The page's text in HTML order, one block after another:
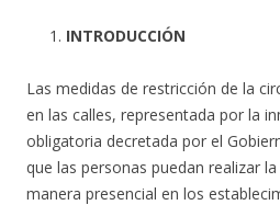
INTRODUCCIÓN
Las medidas de restricción de la
en las calles, representada por la
obligatoria decretada por el
que las personas puedan realizar
manera presencial en los